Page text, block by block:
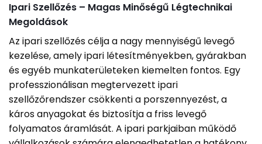
Ipari Szellőzés – Magas Minőségű Légtechnikai
Megoldások
Az ipari szellőzés célja a nagy mennyiségű levegő
kezelése, amely ipari létesítményekben, gyárakban
és egyéb munkaterületeken kiemelten fontos. Egy
professzionálisan megtervezett ipari
szellőzőrendszer csökkenti a porszennyezést, a
káros anyagokat és biztosítja a friss levegő
folyamatos áramlását. A ipari parkjaiban működő